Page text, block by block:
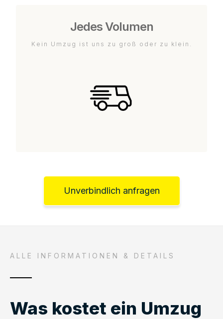
Jedes Volumen
Kein Umzug ist uns zu groß oder zu klein.
Unverbindlich anfragen
ALLE INFORMATIONEN & DETAILS
Was kostet ein Umzug